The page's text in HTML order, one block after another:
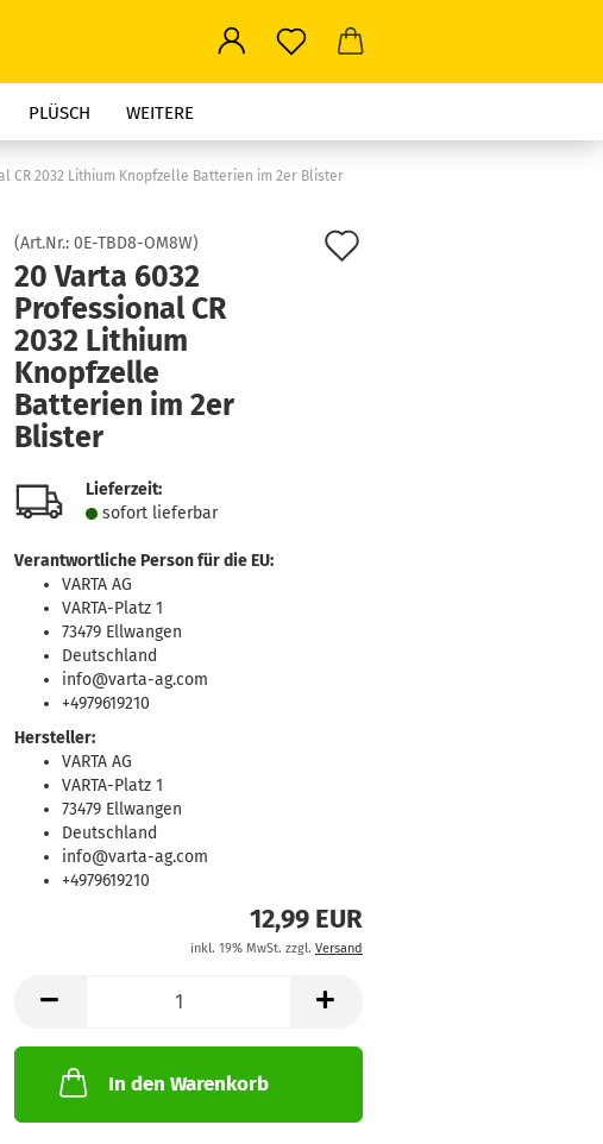
PLÜSCH WEITERE
CR 2032 Lithium Knopfzelle Batterien im 2er Blister
(Art.Nr.: 0E-TBD8-OM8W)
20 Varta 6032
Professional CR
2032 Lithium
Knopfzelle
Batterien im 2er
Blister
Lieferzeit:
sofort lie­fer­bar
Verantwortliche Person für die EU:
VARTA AG
VARTA-Platz 1
73479 Ellwangen
Deutschland
info@varta-ag.com
+4979619210
Hersteller:
VARTA AG
VARTA-Platz 1
73479 Ellwangen
Deutschland
info@varta-ag.com
+4979619210
12,99 EUR
inkl. 19% MwSt. zzgl. Versand
In den Warenkorb